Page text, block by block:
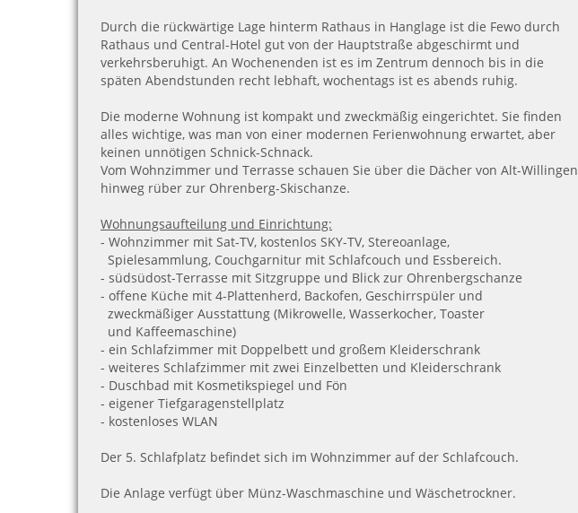
Durch die rückwärtige Lage hinterm Rathaus in Hanglage ist die Fewo durch
Rathaus und Central-Hotel gut von der Hauptstraße abgeschirmt und
verkehrsberuhigt. An Wochenenden ist es im Zentrum dennoch bis in die
späten Abendstunden recht lebhaft, wochentags ist es abends ruhig.
Die moderne Wohnung ist kompakt und zweckmäßig eingerichtet. Sie finden
alles wichtige, was man von einer modernen Ferienwohnung erwartet, aber
keinen unnötigen Schnick-Schnack.
Vom Wohnzimmer und Terrasse schauen Sie über die Dächer von Alt-Willingen
hinweg rüber zur Ohrenberg-Skischanze.
Wohnungsaufteilung und Einrichtung:
- Wohnzimmer mit Sat-TV, kostenlos SKY-TV, Stereoanlage,
Spielesammlung, Couchgarnitur mit Schlafcouch und Essbereich.
- südsüdost-Terrasse mit Sitzgruppe und Blick zur Ohrenbergschanze
- offene Küche mit 4-Plattenherd, Backofen, Geschirrspüler und
zweckmäßiger Ausstattung (Mikrowelle, Wasserkocher, Toaster
und Kaffeemaschine)
- ein Schlafzimmer mit Doppelbett und großem Kleiderschrank
- weiteres Schlafzimmer mit zwei Einzelbetten und Kleiderschrank
- Duschbad mit Kosmetikspiegel und Fön
- eigener Tiefgaragenstellplatz
- kostenloses WLAN
Der 5. Schlafplatz befindet sich im Wohnzimmer auf der Schlafcouch.
Die Anlage verfügt über Münz-Waschmaschine und Wäschetrockner.